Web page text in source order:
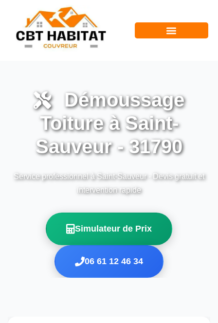
Démoussage
Toiture à Saint-
Sauveur - 31790
Service professionnel à Saint-Sauveur - Devis gratuit et
intervention rapide
Simulateur de Prix
06 61 12 46 34